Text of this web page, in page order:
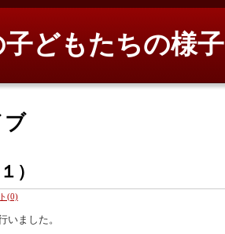
どもたちの様子
ブ
）
(0)
いました。